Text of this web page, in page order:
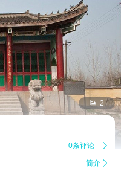
 2
0条评论 
简介 